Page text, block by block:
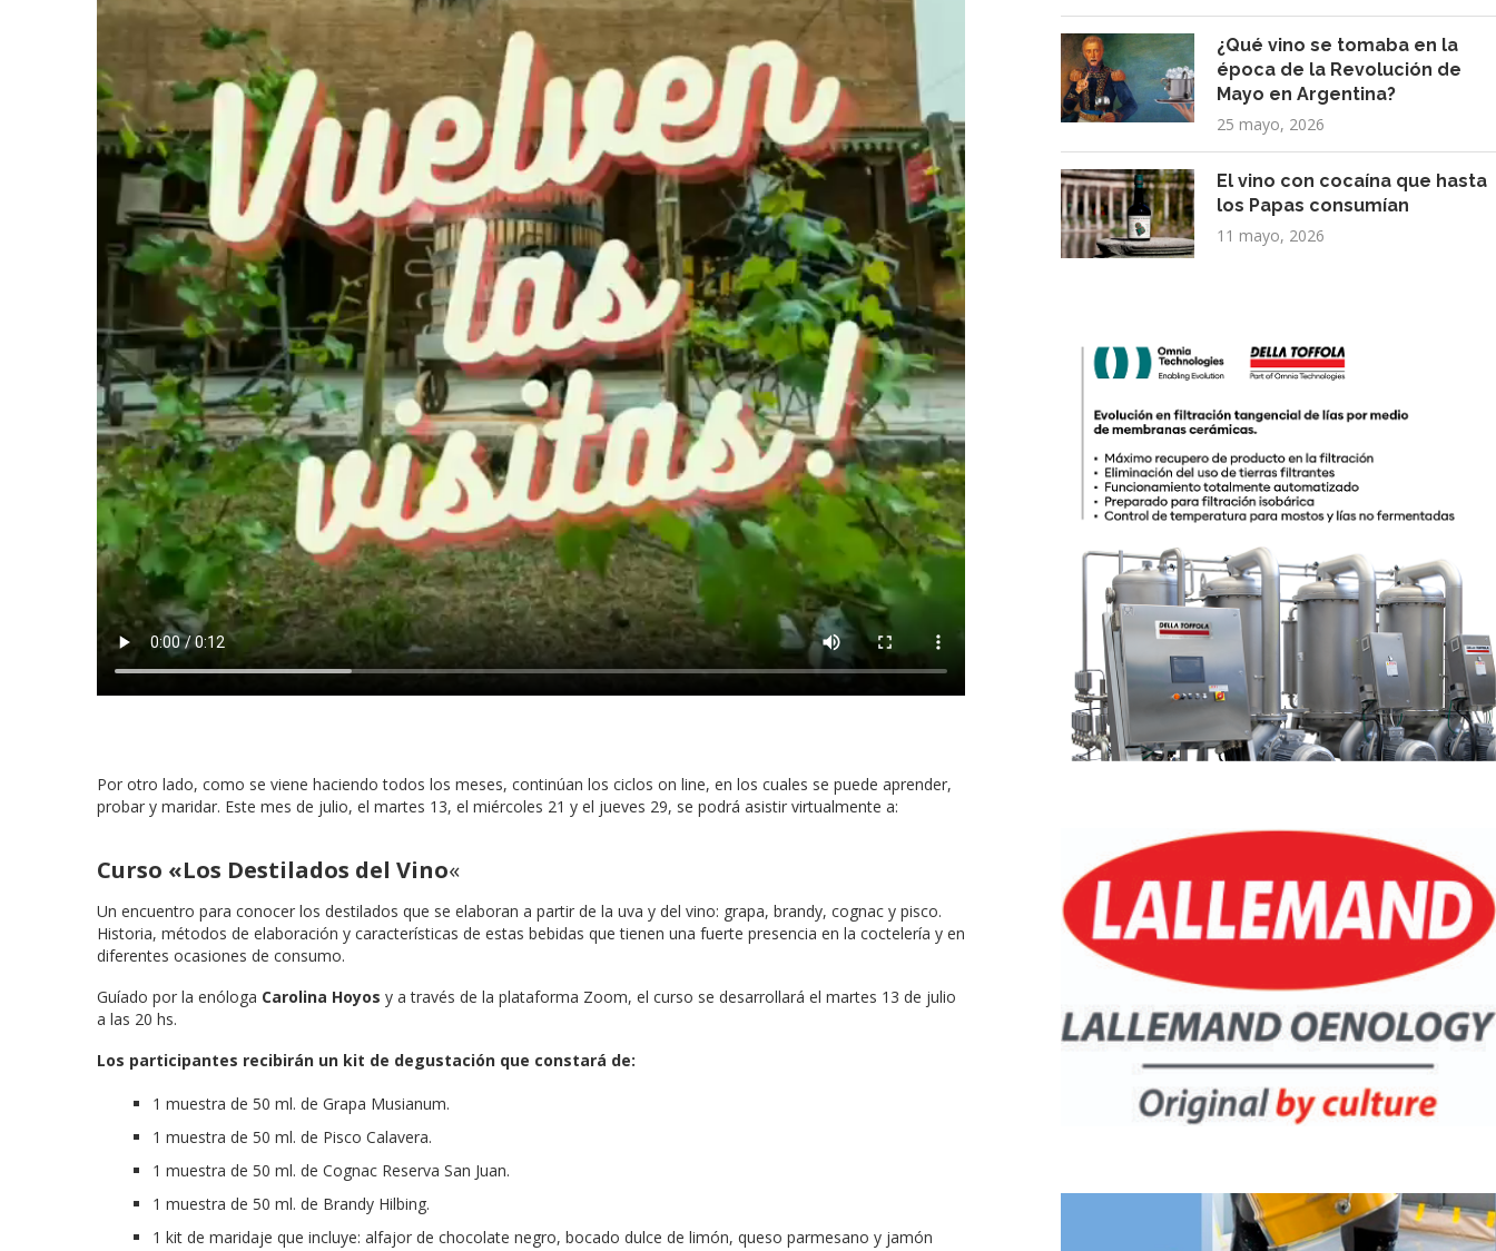
Por otro lado, como se viene haciendo todos los meses, continúan los ciclos on line, en los cuales se puede aprender,
probar y maridar. Este mes de julio, el martes 13, el miércoles 21 y el jueves 29, se podrá asistir virtualmente a:
Curso «Los Destilados del Vino«
Un encuentro para conocer los destilados que se elaboran a partir de la uva y del vino: grapa, brandy, cognac y pisco.
Historia, métodos de elaboración y características de estas bebidas que tienen una fuerte presencia en la coctelería y en
diferentes ocasiones de consumo.
Guíado por la enóloga Carolina Hoyos y a través de la plataforma Zoom, el curso se desarrollará el martes 13 de julio
a las 20 hs.
Los participantes recibirán un kit de degustación que constará de:
1 muestra de 50 ml. de Grapa Musianum.
1 muestra de 50 ml. de Pisco Calavera.
1 muestra de 50 ml. de Cognac Reserva San Juan.
1 muestra de 50 ml. de Brandy Hilbing.
1 kit de maridaje que incluye: alfajor de chocolate negro, bocado dulce de limón, queso parmesano y jamón
¿Qué vino se tomaba en la
época de la Revolución de
Mayo en Argentina?
25 mayo, 2026
El vino con cocaína que hasta
los Papas consumían
11 mayo, 2026